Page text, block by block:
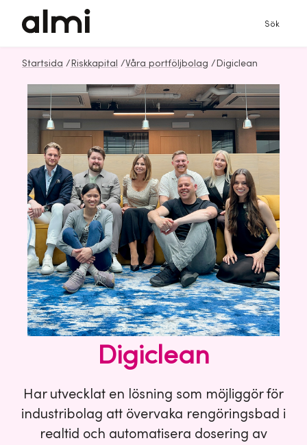
Sök
Startsida / Riskkapital /Våra portföljbolag / Digiclean
Digiclean
Har utvecklat en lösning som möjliggör för
industribolag att övervaka rengöringsbad i
realtid och automatisera dosering av